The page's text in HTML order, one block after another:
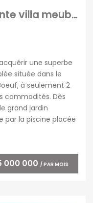
À vendre une charmante villa meublée avec piscine à deux mins à pied de la plage à Bain Boeuf Maurice
une superbe
située dans le
à seulement 2
commodités. Dès
grand jardin
par la piscine placée
000 000 / PAR MOIS